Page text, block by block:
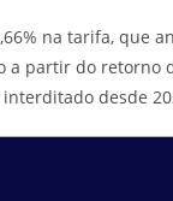
na tarifa, que
a partir do retorno
desde